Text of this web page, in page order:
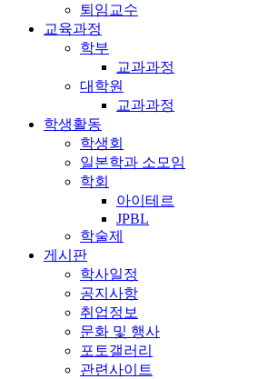
퇴임교수
교육과정
학부
교과과정
대학원
교과과정
학생활동
학생회
일본학과 소모임
학회
아이테르
JPBL
학술제
게시판
학사일정
공지사항
취업정보
문화 및 행사
포토갤러리
관련사이트